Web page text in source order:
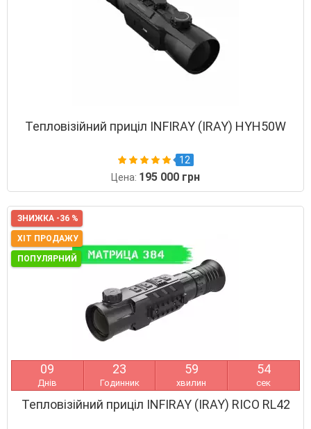
Тепловізійний приціл INFIRAY (IRAY) HYH50W
12
Цена: 195 000 грн
ЗНИЖКА -36 %
ХІТ ПРОДАЖУ
ПОПУЛЯРНИЙ
09
Днів
23
Годинник
59
хвилин
53
сек
Тепловізійний приціл INFIRAY (IRAY) RICO RL42